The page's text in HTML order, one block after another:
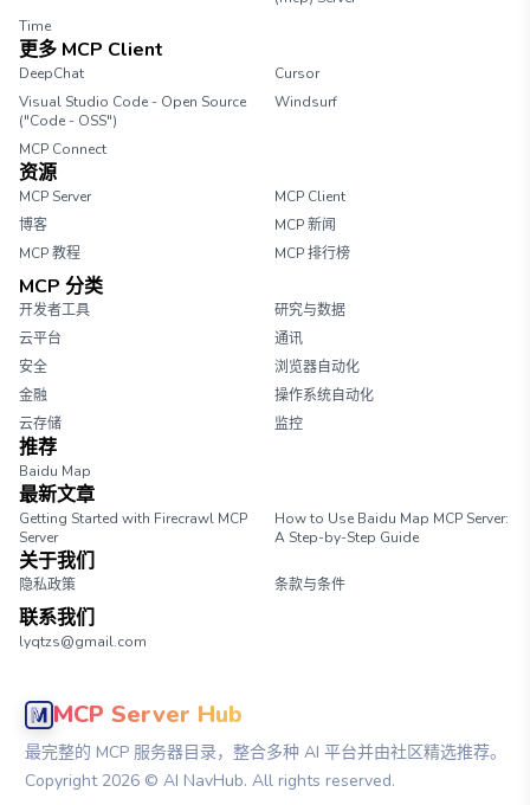
Time
更多 MCP Client
DeepChat
Cursor
Visual Studio Code - Open Source
("Code - OSS")
Windsurf
MCP Connect
资源
MCP Server
MCP Client
博客
MCP 新闻
MCP 教程
MCP 排行榜
MCP 分类
开发者工具
研究与数据
云平台
通讯
安全
浏览器自动化
金融
操作系统自动化
云存储
监控
推荐
Baidu Map
最新文章
Getting Started with Firecrawl MCP
Server
How to Use Baidu Map MCP Server:
A Step-by-Step Guide
关于我们
隐私政策 条款与条件
联系我们
lyqtzs@gmail.com
MCP Server Hub
最完整的 MCP 服务器目录，整合多种 AI 平台并由社区精选推荐。
Copyright 2026© AI NavHub. All rights reserved.